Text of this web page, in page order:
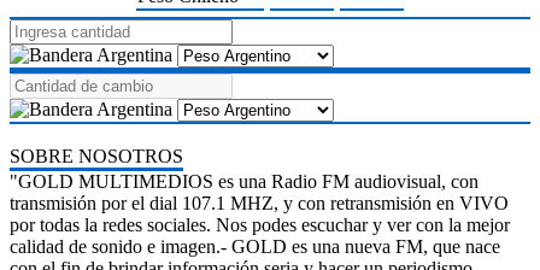
SOBRE NOSOTROS
"GOLD MULTIMEDIOS es una Radio FM audiovisual, con
transmisión por el dial 107.1 MHZ, y con retransmisión en VIVO
por todas la redes sociales. Nos podes escuchar y ver con la mejor
calidad de sonido e imagen.- GOLD es una nueva FM, que nace